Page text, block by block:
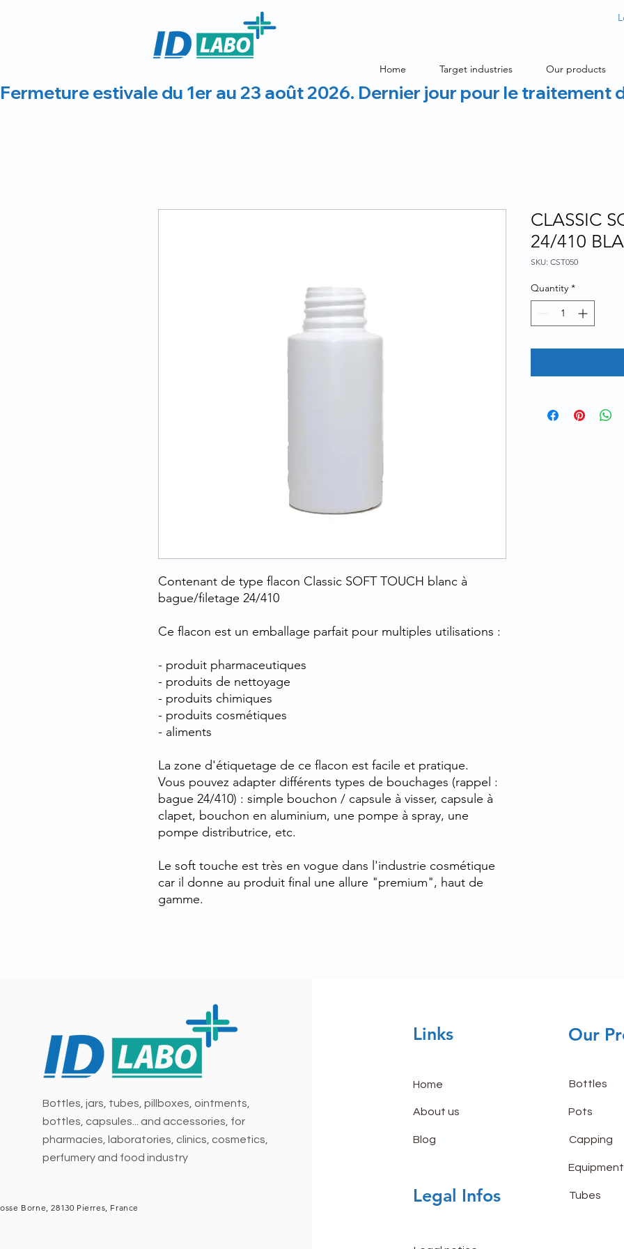
Home Target industries Our products
Fermeture estivale du 1er au 23 août 2026. Dernier jour pour le traitement
Contenant de type flacon Classic SOFT TOUCH blanc à
bague/filetage 24/410
Ce flacon est un emballage parfait pour multiples utilisations :
- produit pharmaceutiques
- produits de nettoyage
- produits chimiques
- produits cosmétiques
- aliments
La zone d'étiquetage de ce flacon est facile et pratique.
Vous pouvez adapter différents types de bouchages (rappel :
bague 24/410) : simple bouchon / capsule à visser, capsule à
clapet, bouchon en aluminium, une pompe à spray, une
pompe distributrice, etc.
Le soft touche est très en vogue dans l'industrie cosmétique
car il donne au produit final une allure "premium", haut de
gamme.
CLASSIC
24/410
SKU: CST050
Quantity *
Bottles, jars, tubes, pillboxes, ointments,
bottles, capsules... and accessories, for
pharmacies, laboratories, clinics, cosmetics,
perfumery and food industry
Links
Home
About us
Blog
Legal Infos
Our
Bottles
Pots
Capping
Equipment
Tubes
Borne, 28130 Pierres, France